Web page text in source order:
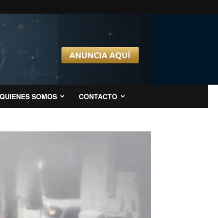
QUIENES SOMOS CONTACTO